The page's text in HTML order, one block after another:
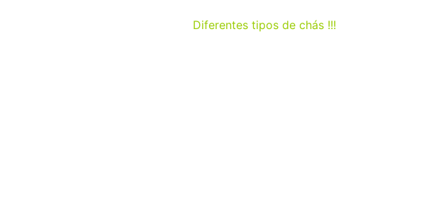
Diferentes tipos de chás !!!